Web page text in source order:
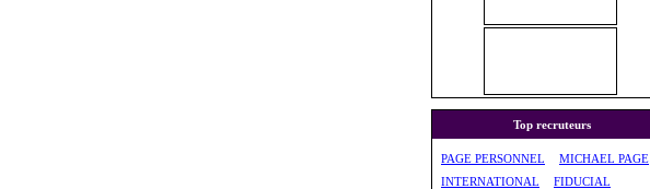
Top recruteurs
PAGE PERSONNEL
MICHAEL PAGE
INTERNATIONAL
FIDUCIAL